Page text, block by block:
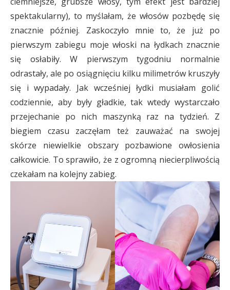
spektakularny), to myślałam, że włosów pozbędę się
znacznie później. Zaskoczyło mnie to, że już po
pierwszym zabiegu moje włoski na łydkach znacznie
się osłabiły. W pierwszym tygodniu normalnie
odrastały, ale po osiągnięciu kilku milimetrów kruszyły
się i wypadały. Jak wcześniej łydki musiałam golić
codziennie, aby były gładkie, tak wtedy wystarczało
przejechanie po nich maszynką raz na tydzień. Z
biegiem czasu zaczęłam też zauważać na swojej
skórze niewielkie obszary pozbawione owłosienia
całkowicie. To sprawiło, że z ogromną niecierpliwością
czekałam na kolejny zabieg.